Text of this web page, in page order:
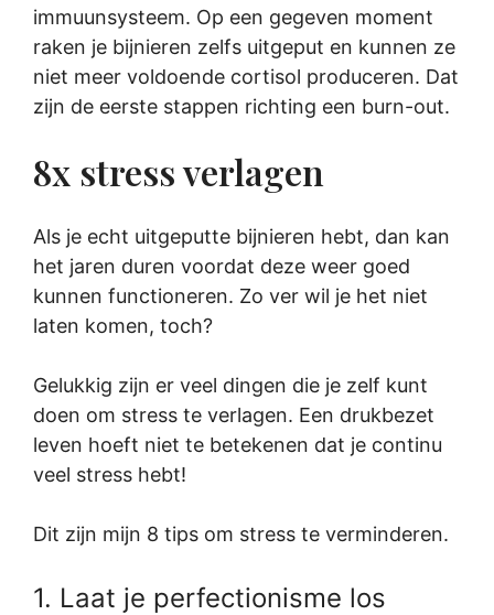
immuunsysteem. Op een gegeven moment
raken je bijnieren zelfs uitgeput en kunnen ze
niet meer voldoende cortisol produceren. Dat
zijn de eerste stappen richting een burn-out.
8x stress verlagen
Als je echt uitgeputte bijnieren hebt, dan kan
het jaren duren voordat deze weer goed
kunnen functioneren. Zo ver wil je het niet
laten komen, toch?
Gelukkig zijn er veel dingen die je zelf kunt
doen om stress te verlagen. Een drukbezet
leven hoeft niet te betekenen dat je continu
veel stress hebt!
Dit zijn mijn 8 tips om stress te verminderen.
1. Laat je perfectionisme los